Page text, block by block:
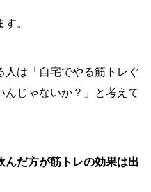
。
人は「自宅でやる筋トレぐ
んじゃないか？」と考えて
んだ方が筋トレの効果は出